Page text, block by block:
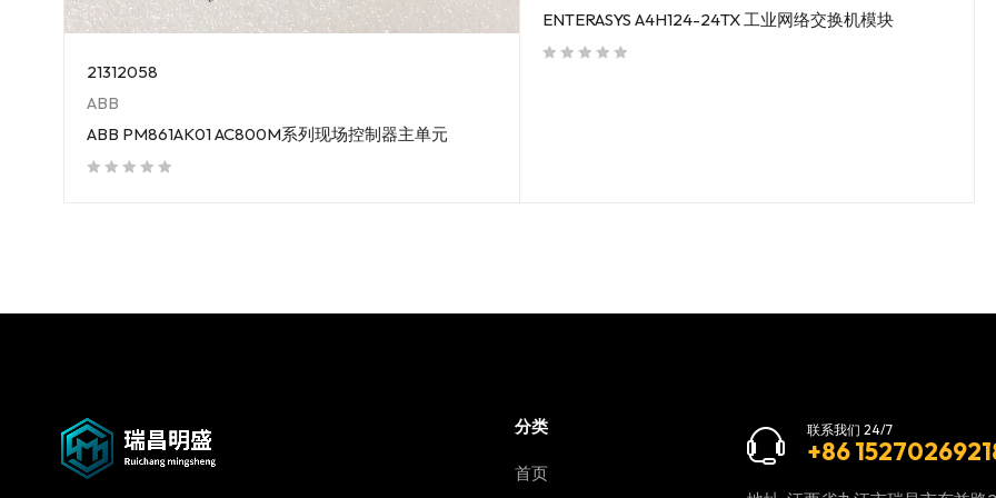
21312058
ABB
ABB PM861AK01 AC800M系列现场控制器主单元
ENTERASYS A4H124-24TX 工业网络交换机模块
分类
首页
联系我们 24/7
+86